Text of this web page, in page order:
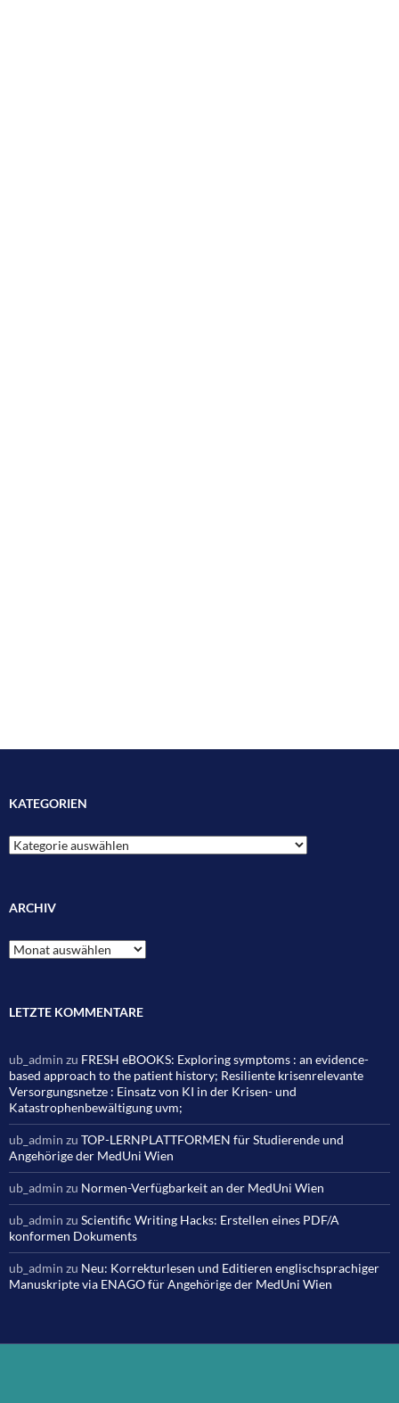
KATEGORIEN
Kategorien
ARCHIV
Archiv
LETZTE KOMMENTARE
ub_admin zu FRESH eBOOKS: Exploring symptoms : an evidence-
based approach to the patient history; Resiliente krisenrelevante
Versorgungsnetze : Einsatz von KI in der Krisen- und
Katastrophenbewältigung uvm;
ub_admin zu TOP-LERNPLATTFORMEN für Studierende und
Angehörige der MedUni Wien
ub_admin zu Normen-Verfügbarkeit an der MedUni Wien
ub_admin zu Scientific Writing Hacks: Erstellen eines PDF/A
konformen Dokuments
ub_admin zu Neu: Korrekturlesen und Editieren englischsprachiger
Manuskripte via ENAGO für Angehörige der MedUni Wien